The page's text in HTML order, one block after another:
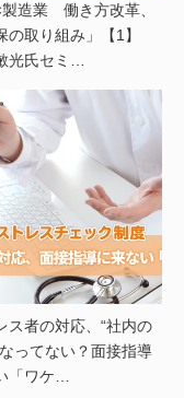
製造業 働き方改革、
の取り組み」【1】
光氏セミ…
ス者の対応、“社内の
ってない？面接指導
「ワケ…